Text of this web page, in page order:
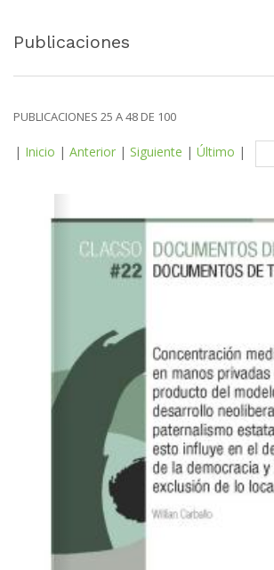
Publicaciones
PUBLICACIONES 25 A 48 DE 100
| Inicio | Anterior | Siguiente | Último |